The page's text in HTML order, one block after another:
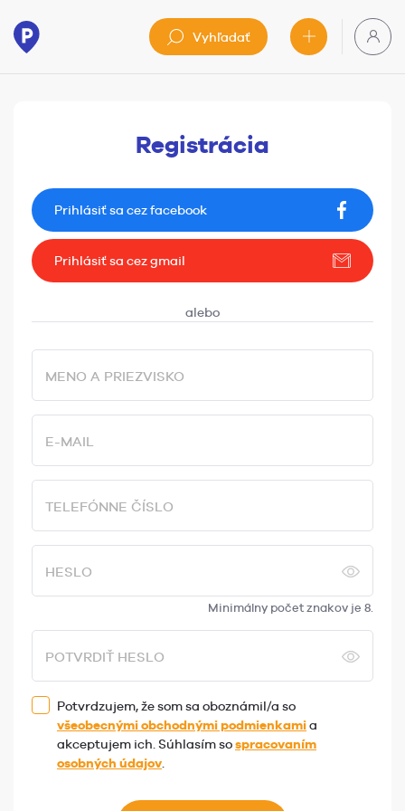
Vyhľadať
Registrácia
Prihlásiť sa cez facebook
Prihlásiť sa cez gmail
MENO A PRIEZVISKO
E-MAIL
TELEFÓNNE ČÍSLO
HESLO
Minimálny počet znakov je 8.
POTVRDIŤ HESLO
Potvrdzujem, že som sa oboznámil/a so
všeobecnými obchodnými podmienkamia
akceptujem ich. Súhlasím sospracovaním
osobných údajov